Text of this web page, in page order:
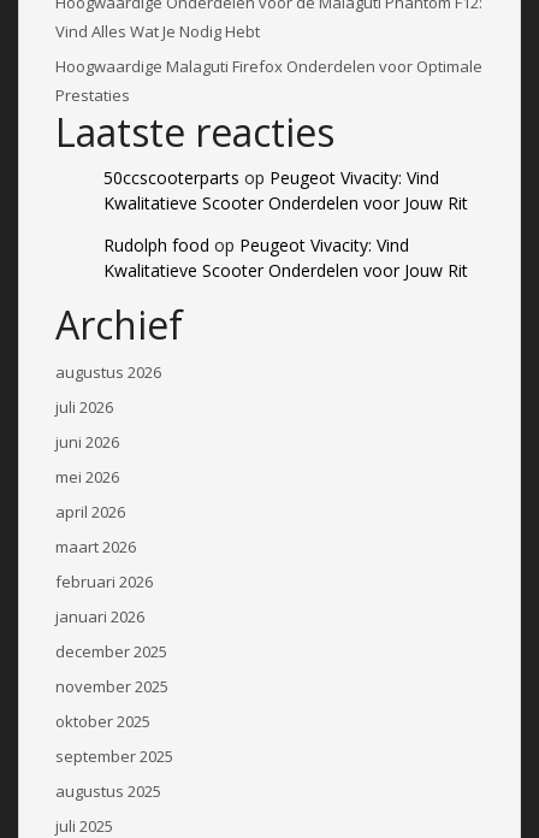
Vind Alles Wat Je Nodig Hebt
Hoogwaardige Malaguti Firefox Onderdelen voor Optimale
Prestaties
Laatste reacties
50ccscooterparts op Peugeot Vivacity: Vind
Kwalitatieve Scooter Onderdelen voor Jouw Rit
Rudolph food op Peugeot Vivacity: Vind
Kwalitatieve Scooter Onderdelen voor Jouw Rit
Archief
augustus 2026
juli 2026
juni 2026
mei 2026
april 2026
maart 2026
februari 2026
januari 2026
december 2025
november 2025
oktober 2025
september 2025
augustus 2025
juli 2025